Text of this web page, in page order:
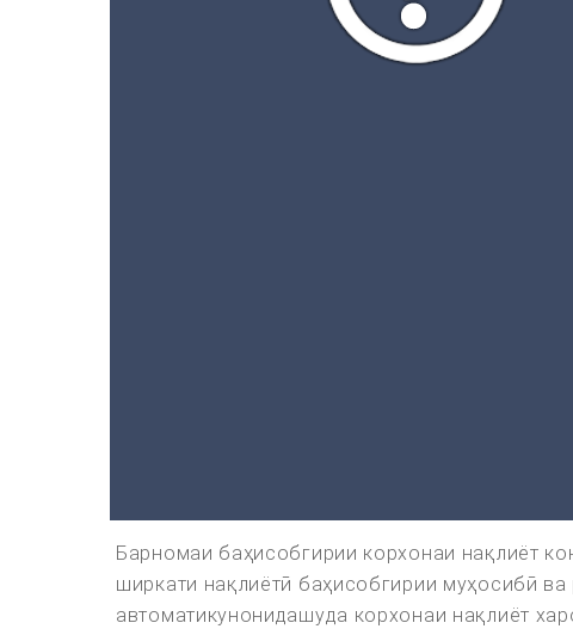
Барномаи баҳисобгирии корхонаи нақлиёт
ширкати нақлиётӣ баҳисобгирии муҳосибӣ
автоматикунонидашуда корхонаи нақлиёт